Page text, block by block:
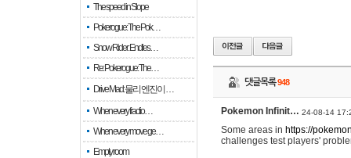
The speed in Slope
Pokerogue: The Pok…
Snow Rider: Endles…
Re: Pokerogue: The…
Drive Mad: 물리 엔진이 …
When every fractio…
When every move ge…
Empty room
댓글목록948
Pokemon Infinit… 24-08-14
Some areas in https://
challenges test players'